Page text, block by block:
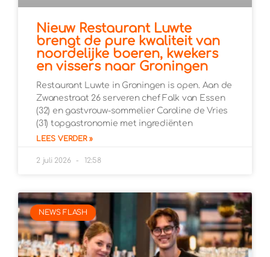
Nieuw Restaurant Luwte
brengt de pure kwaliteit van
noordelijke boeren, kwekers
en vissers naar Groningen
Restaurant Luwte in Groningen is open. Aan de
Zwanestraat 26 serveren chef Falk van Essen
(32) en gastvrouw-sommelier Caroline de Vries
(31) topgastronomie met ingrediënten
LEES VERDER »
2 juli 2026 12:58
NEWS FLASH